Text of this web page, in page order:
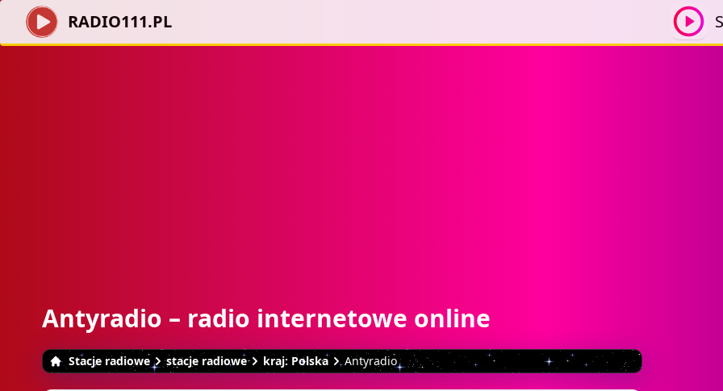
RADIO111.PL
Antyradio – radio internetowe online
Stacje radiowe stacje radiowe kraj: Polska Antyradio